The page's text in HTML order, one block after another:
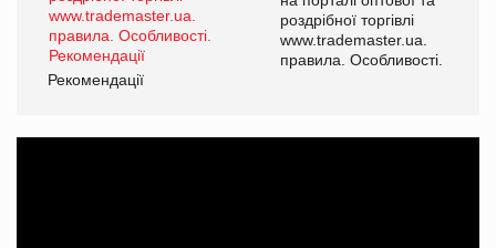
роздрібної торгівлі
www.trademaster.ua.
правила. Особливості.
Рекомендації